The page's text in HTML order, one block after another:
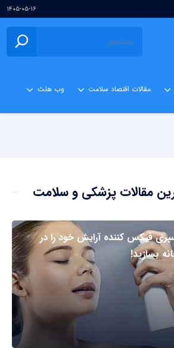
۱۴۰۵-۰۵-۱۶
مقالات اقتصاد سلامت وب هلث
مقالات پزشکی و سلامت
فیکس کننده آرایش خود را در
بسازید!